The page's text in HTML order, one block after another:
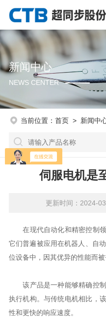
新闻中心
NEWS CENTER
当前位置： 首页> 新闻中
伺服电机是
更新时间：2024-
在现代自动化和精密控制领
它们普遍被应用在机器人、自
位设备中，因其优异的性能而被
该产品是一种能够精确控制
执行机构。与传统电机相比，
性和更快的响应速度。